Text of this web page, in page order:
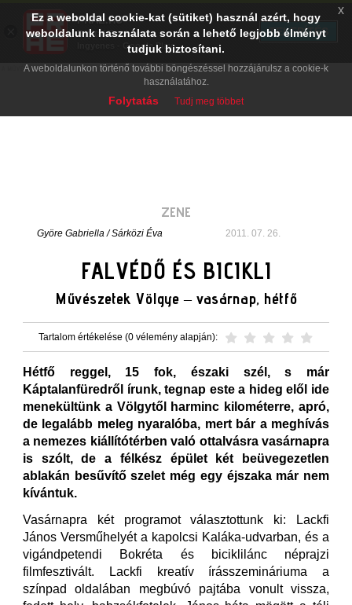
ZENE
Györe Gabriella/Sárközi Éva 2011. 07. 26.
FALVÉDŐ ÉS BICIKLI
Művészetek Völgye – vasárnap, hétfő
Tartalom értékelése (0 vélemény alapján):
Hétfő reggel, 15 fok, északi szél, s már
Káptalanfüredről írunk, tegnap este a hideg elől ide
menekültünk a Völgytől harminc kilométerre, apró,
de legalább meleg nyaralóba, mert bár a meghívás
a nemezes kiállítótérben való ottalvásra vasárnapra
is szólt, de a félkész épület két beüvegezetlen
ablakán besűvítő szelet még egy éjszaka már nem
kívántuk.
Vasárnapra két programot választottunk ki: Lackfi
János Versműhelyét a kapolcsi Kaláka-udvarban, és a
vigándpetendi Bokréta és biciklilánc néprajzi
filmfesztivált. Lackfi kreatív írásszemináriuma a
színpad oldalában megbúvó pajtába vonult vissza,
Ez a weboldal cookie-kat (sütiket) használ azért, hogy
weboldalunk használata során a lehető legjobb élményt
tudjuk biztosítani.
A weboldalunkon történő további böngészéssel hozzájárulsz a cookie-k
használatához.
Folytatás Tudj meg többet
x
PRAE.HU
Digital Evolution
Ingyenes - Google Play
TELEPÍTÉS